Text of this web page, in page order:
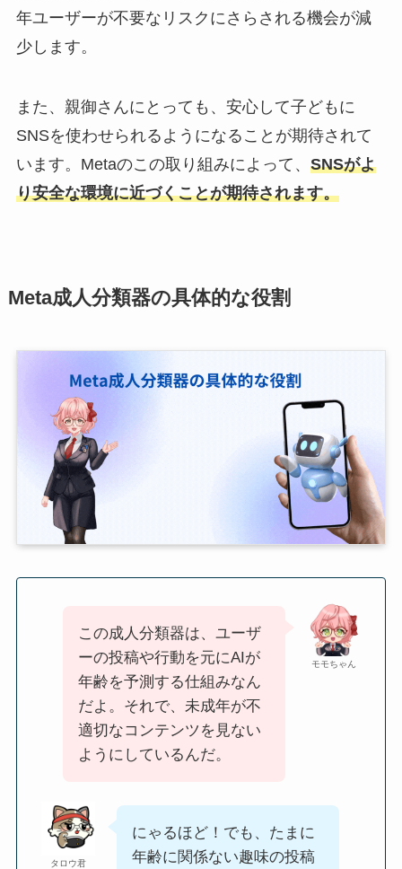
年ユーザーが不要なリスクにさらされる機会が減
少します。
また、親御さんにとっても、安心して子どもに
SNSを使わせられるようになることが期待されて
います。Metaのこの取り組みによって、 SNSがよ
り安全な環境に近づくことが期待されます。
Meta成人分類器の具体的な役割
モモちゃん
この成人分類器は、ユーザ
ーの投稿や行動を元にAIが
年齢を予測する仕組みなん
だよ。それで、未成年が不
適切なコンテンツを見ない
ようにしているんだ。
タロウ君
にゃるほど！でも、たまに
年齢に関係ない趣味の投稿